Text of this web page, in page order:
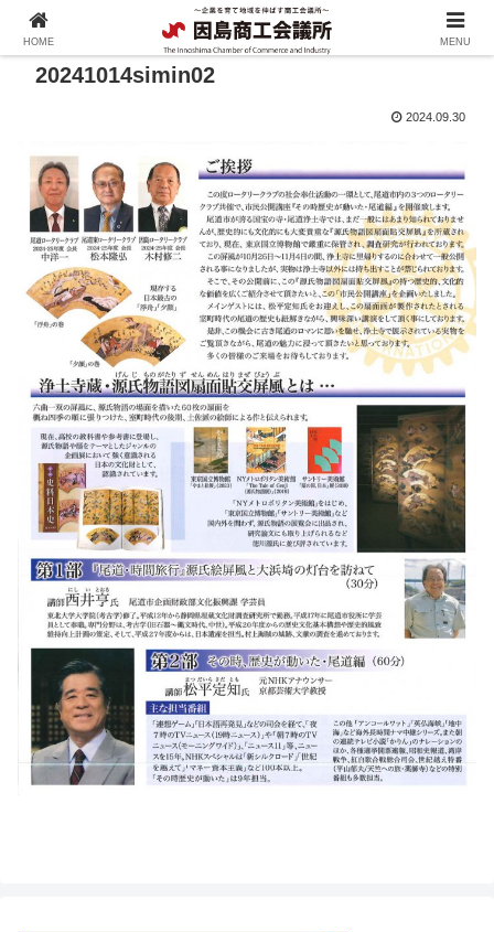
20241014simin02
2024.09.30
HOME MENU